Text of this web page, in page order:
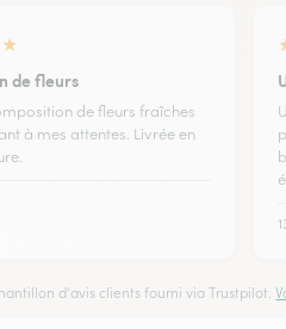
★
de fleurs
de fleurs fraîches
à mes attentes. Livrée en
d'avis clients fourni via Trustpilot.